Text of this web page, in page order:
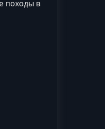
походы в